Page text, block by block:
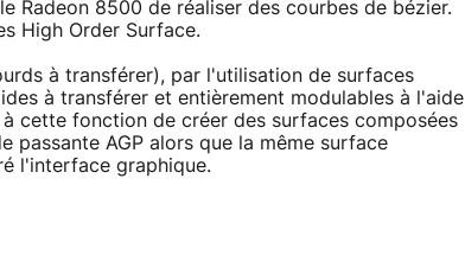
Radeon 8500 de réaliser des courbes de bézier.
High Order Surface.
à transférer), par l'utilisation de surfaces
à transférer et entièrement modulables à l'aide
cette fonction de créer des surfaces composées
passante AGP alors que la même surface
l'interface graphique.